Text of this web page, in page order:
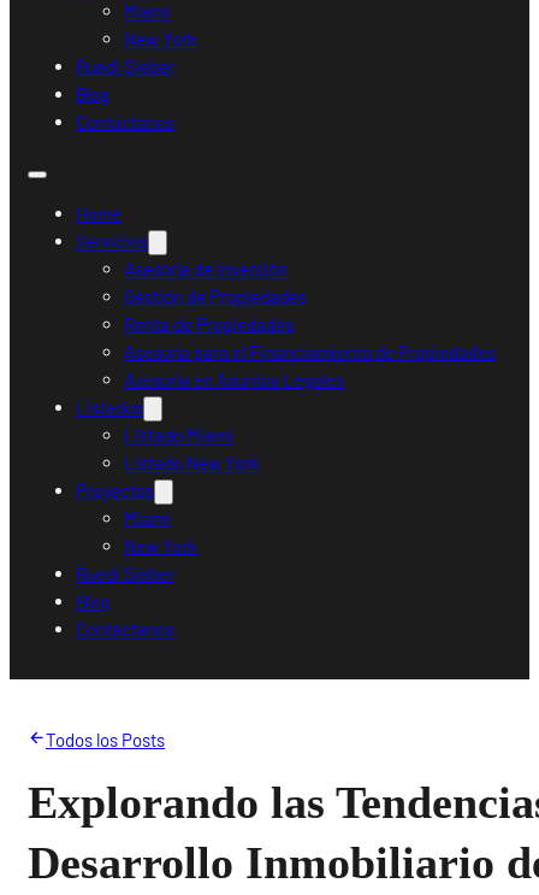
Miami
New York
Ruedi Sieber
Blog
Contáctanos
Home
Servicios
Asesoría de Inversión
Gestión de Propiedades
Renta de Propiedades
Asesoría para el Financiamiento de Propiedades
Asesoría en Asuntos Legales
Listados
Listado Miami
Listado New York
Proyectos
Miami
New York
Ruedi Sieber
Blog
Contáctanos
Todos los Posts
Explorando las
Desarrollo Inmobiliario